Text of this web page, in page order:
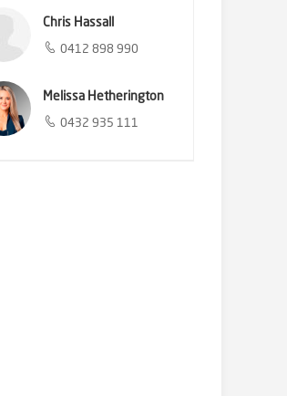
Chris Hassall
0412 898 990
Melissa Hetherington
0432 935 111